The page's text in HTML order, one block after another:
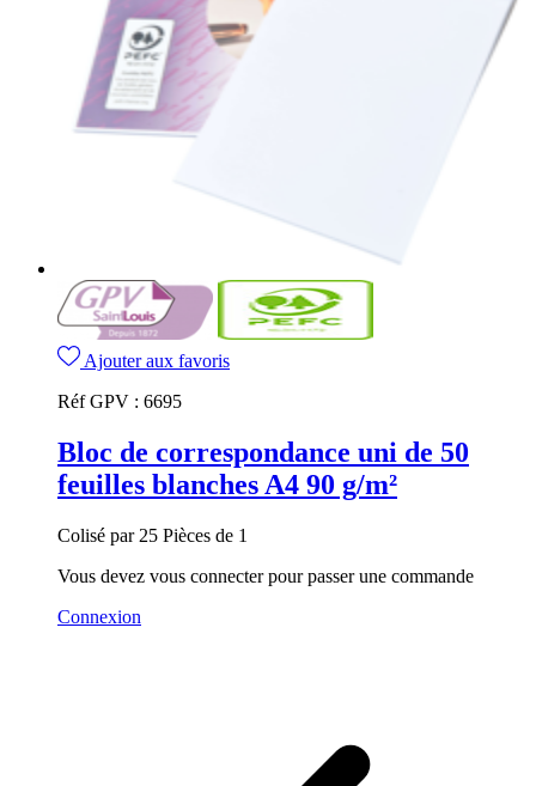
Ajouter aux favoris
Réf GPV : 6695
Bloc de correspondance uni de 50
feuilles blanches A4 90 g/m²
Colisé par 25 Pièces de 1
Vous devez vous connecter pour passer une commande
Connexion